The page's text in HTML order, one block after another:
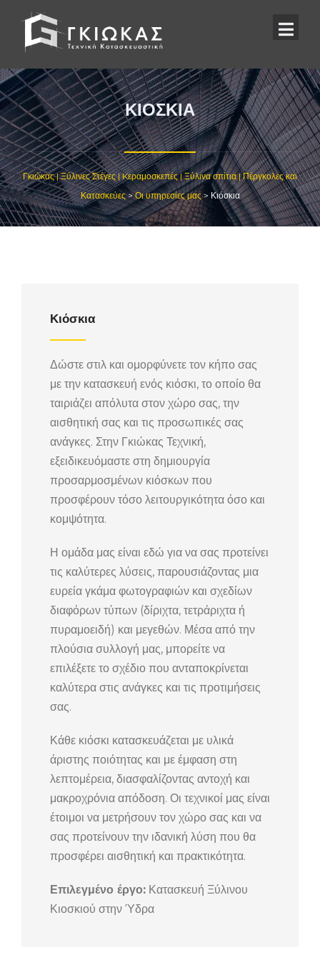
ΚΙΌΣΚΙΑ
Γκιώκας | Ξύλινες Στέγες | Kεραμοσκεπές | Ξύλινα σπίτια | Πέργκολες και
Κατασκεύες>Οι υπηρεσίες μας> Κιόσκια
Κιόσκια
Δώστε στιλ και ομορφύνετε τον κήπο σας
με την κατασκευή ενός κιόσκι, το οποίο θα
ταιριάζει απόλυτα στον χώρο σας, την
αισθητική σας και τις προσωπικές σας
ανάγκες. Στην Γκιώκας Τεχνική,
εξειδικευόμαστε στη δημιουργία
προσαρμοσμένων κιόσκων που
προσφέρουν τόσο λειτουργικότητα όσο και
κομψότητα.
Η ομάδα μας είναι εδώ για να σας προτείνει
τις καλύτερες λύσεις, παρουσιάζοντας μια
ευρεία γκάμα φωτογραφιών και σχεδίων
διαφόρων τύπων (δίριχτα, τετράριχτα ή
πυραμοειδή) και μεγεθών. Μέσα από την
πλούσια συλλογή μας, μπορείτε να
επιλέξετε το σχέδιο που ανταποκρίνεται
καλύτερα στις ανάγκες και τις προτιμήσεις
σας.
Κάθε κιόσκι κατασκευάζεται με υλικά
άριστης ποιότητας και με έμφαση στη
λεπτομέρεια, διασφαλίζοντας αντοχή και
μακροχρόνια απόδοση. Οι τεχνικοί μας είναι
έτοιμοι να μετρήσουν τον χώρο σας και να
σας προτείνουν την ιδανική λύση που θα
προσφέρει αισθητική και πρακτικότητα.
Επιλεγμένο έργο: Κατασκευή Ξύλινου
Κιοσκιού στην Ύδρα